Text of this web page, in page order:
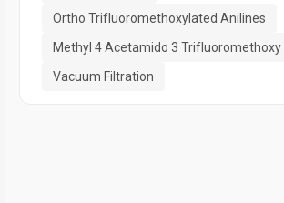
Ortho Trifluoromethoxylated Anilines
Methyl 4 Acetamido 3
Vacuum Filtration